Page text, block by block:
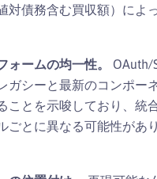
対債務含む買収額）によ
ォームの均一性。
OAuth/
ガシーと最新のコンポー
ことを示唆しており、統
ごとに異なる可能性があり